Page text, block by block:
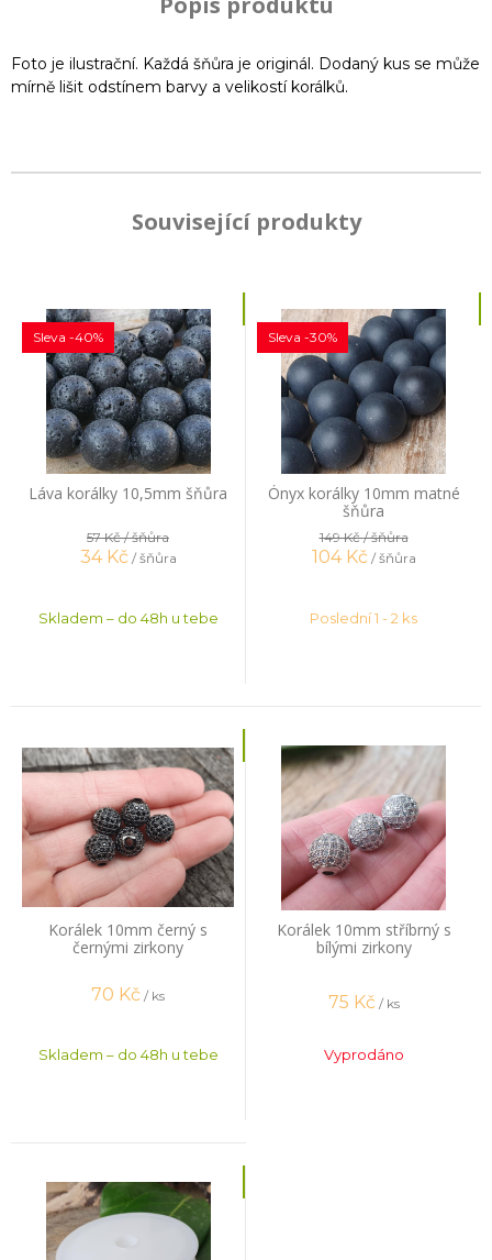
Foto je ilustrační. Každá šňůra je originál. Dodaný kus se může
mírně lišit odstínem barvy a velikostí korálků.
Související produkty
Láva korálky 10,5mm šňůra
Sleva -40%
57 Kč/ šňůra
34 Kč / šňůra
Skladem – do 48h u tebe
Ónyx korálky 10mm matné
šňůra
Sleva -30%
149 Kč/ šňůra
104 Kč / šňůra
Poslední 1 - 2 ks
Korálek 10mm černý s
černými zirkony
70 Kč / ks
Skladem – do 48h u tebe
Korálek 10mm stříbrný s
bílými zirkony
75 Kč / ks
Vyprodáno